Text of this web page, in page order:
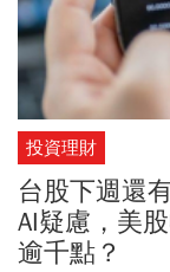
休金前，亦可先至勞
勞保局各地辦事處
投資理財
台股下週還
AI疑慮，美
逾千點？